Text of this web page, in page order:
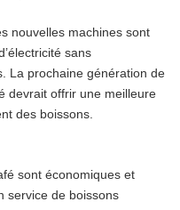
nouvelles machines sont
sans
La prochaine génération de
devrait offrir une meilleure
des boissons.
sont économiques et
service de boissons